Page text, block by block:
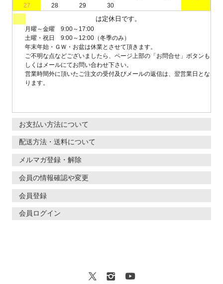
27
28 29 30
は定休日です。
月曜～金曜 9:00～17:00
土曜・祝日 9:00～12:00（冬季のみ）
年末年始・ＧＷ・お盆は休業とさせて頂きます。
ご不明な点などございましたら、ページ上部の「お問合せ」ボタンも
しくはメールにてお問い合わせ下さい。
営業時間外に頂いたご注文の受付及びメールの返信は、翌営業日とな
ります。
お支払い方法について
配送方法・送料について
メルマガ登録・解除
会員の情報確認や変更
会員登録
会員ログイン